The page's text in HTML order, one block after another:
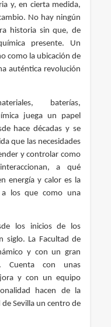
y, en cierta medida,
No hay ningún
historia sin que, de
presente. Un
como la ubicación de
auténtica revolución
baterías,
juega un papel
hace décadas y se
que las necesidades
y controlar como
a qué
energía y calor es la
los que como una
los inicios de los
siglo. La Facultad de
y con un gran
Cuenta con unas
y con un equipo
hacen de la
Sevilla un centro de